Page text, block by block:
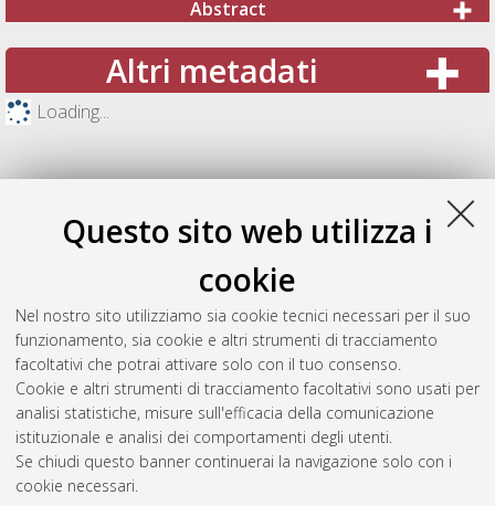
Questo sito web utilizza i
cookie
Nel nostro sito utilizziamo sia cookie tecnici necessari per il suo
funzionamento, sia cookie e altri strumenti di tracciamento
facoltativi che potrai attivare solo con il tuo consenso.
Cookie e altri strumenti di tracciamento facoltativi sono usati per
analisi statistiche, misure sull'efficacia della comunicazione
istituzionale e analisi dei comportamenti degli utenti.
Se chiudi questo banner continuerai la navigazione solo con i
cookie necessari.
Abstract
Altri metadati
Loading...
Gestione del documento:
Atom